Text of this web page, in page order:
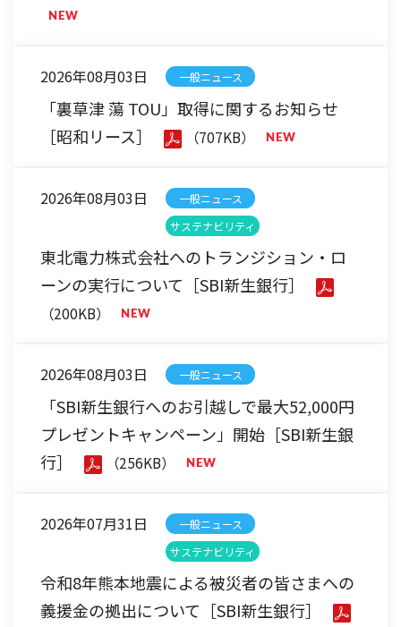
2026年08月03日 一般ニュース
「裏草津 蕩 TOU」取得に関するお知らせ
［昭和リース］
（707KB）
2026年08月03日
一般ニュース
サステナビリティ
東北電力株式会社へのトランジション・ロ
ーンの実行について［SBI新生銀行］
（200KB）
2026年08月03日 一般ニュース
「SBI新生銀行へのお引越しで最大52,000円
プレゼントキャンペーン」開始［SBI新生銀
行］
（256KB）
2026年07月31日
一般ニュース
サステナビリティ
令和8年熊本地震による被災者の皆さまへの
義援金の拠出について［SBI新生銀行］